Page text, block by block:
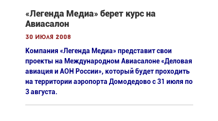
«Легенда Медиа» берет курс на
Авиасалон
30 июля 2008
Компания «Легенда Медиа» представит свои
проекты на Международном Авиасалоне «Деловая
авиация и АОН России», который будет проходить
на территории аэропорта Домодедово с 31 июля по
3 августа.